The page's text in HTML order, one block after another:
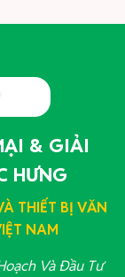
& GIẢI
HƯNG
THIẾT BỊ VĂN
NAM
Và Đầu Tư